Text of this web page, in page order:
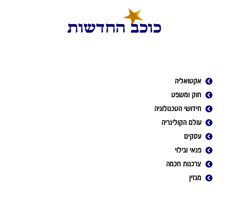
אקטואליה
חוק ומשפט
חידושי הטכנולוגיה
עולם הקולינריה
עסקים
פנאי ובילוי
צרכנות חכמה
מגזין